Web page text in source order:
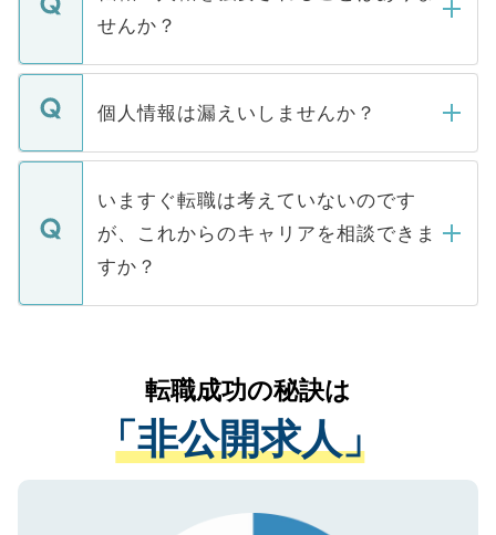
い。
けない「非公開求人」です。非公開求人は
下記の理由によって、一般には公開してい
ません。
■応募殺到を避けるため 人気のある医療機
関を公にしてしまうと、応募が殺到する場
に、医療機関が求める条件に合った人材の
みを人材紹介会社に依頼するケースが増え
ています。
せんか？
転職・入職を強要することは一切ありませ
ん。また、仮に応募先から内定をいただい
定を承諾する必要はありません。内定先へ
の辞退の連絡はキャリアパートナーが行い
ますので、ご安心ください。
個人情報は漏えいしませんか？
個人情報が漏えいすることはありませんの
で、ご安心ください。当サイトからの登録
などで収集したご登録者様の個人情報は、
ご本人のキャリアアップおよび転職活動の
支援を目的に使用いたします。お預かりし
ているすべての個人データはご本人の許可
は、個人情報の取り扱いについての厳密な
管理基準を満たした事業者のみに付与され
る、プライバシーマークを取得済みです。
ご登録いただいた個人情報は、SSL（デー
で、機密保持に関してもご安心ください。
いますぐ転職は考えていないのです
が、これからのキャリアを相談できま
すか？
かがいして、現在の医療機関の状況や紹介
経験をまじえながら、適切なアドバイスを
させていただきます。すぐにご転職をされ
ない方には、長期的なサポートが可能です
ので、まずはご登録ください。
転職成功の秘訣は
「非公開求人」